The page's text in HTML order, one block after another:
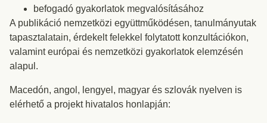
befogadó gyakorlatok megvalósításához
A publikáció nemzetközi együttműködésen, tanulmányutak
tapasztalatain, érdekelt felekkel folytatott konzultációkon,
valamint európai és nemzetközi gyakorlatok elemzésén
alapul.
Macedón, angol, lengyel, magyar és szlovák nyelven is
elérhető a projekt hivatalos honlapján: